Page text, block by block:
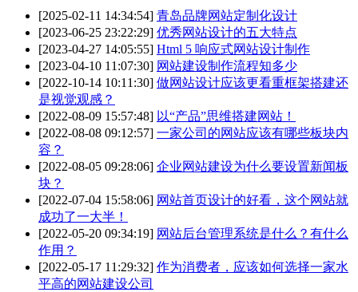
[2025-02-11 14:34:54] 青岛品牌网站定制化设计
[2023-06-25 23:22:29] 优秀网站设计的五大特点
[2023-04-27 14:05:55] Html 5 响应式网站设计制作
[2023-04-10 11:07:30] 网站建设制作流程知多少
[2022-10-14 10:11:30] 做网站设计应该更看重框架搭建还
是视觉观感？
[2022-08-09 15:57:48] 以“产品”思维搭建网站！
[2022-08-08 09:12:57] 一家公司的网站应该有哪些板块内
容？
[2022-08-05 09:28:06] 企业网站建设为什么要设置新闻板
块？
[2022-07-04 15:58:06] 网站首页设计的好看，这个网站就
成功了一大半！
[2022-05-20 09:34:19] 网站后台管理系统是什么？有什么
作用？
[2022-05-17 11:29:32] 作为消费者，应该如何选择一家水
平高的网站建设公司